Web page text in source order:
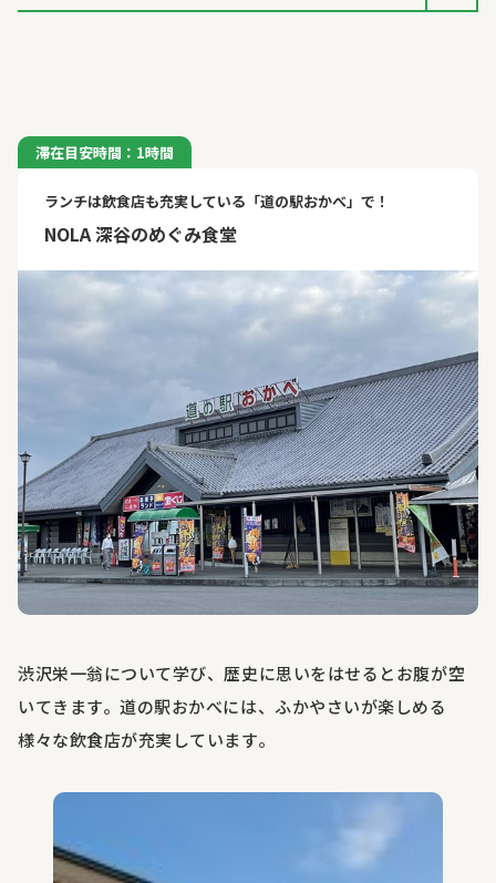
滞在目安時間：1時間
ランチは飲食店も充実している「道の駅おかべ」で！
NOLA 深谷のめぐみ食堂
渋沢栄一翁について学び、歴史に思いをはせるとお腹が空
いてきます。道の駅おかべには、ふかやさいが楽しめる
様々な飲食店が充実しています。